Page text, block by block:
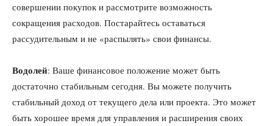
совершении покупок и рассмотрите возможность
сокращения расходов. Постарайтесь оставаться
рассудительным и не «распылять» свои финансы.
Водолей: Ваше финансовое положение может быть
достаточно стабильным сегодня. Вы можете получить
стабильный доход от текущего дела или проекта. Это может
быть хорошее время для управления и расширения своих